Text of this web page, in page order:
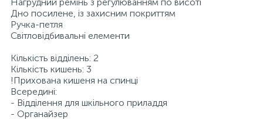
Дно посилене, із захисним покриттям
Ручка-петля
Світловідбивальні елементи
Кількість відділень: 2
Кількість кишень: 3
!Прихована кишеня на спинці
Всередині:
- Відділення для шкільного приладдя
- Органайзер